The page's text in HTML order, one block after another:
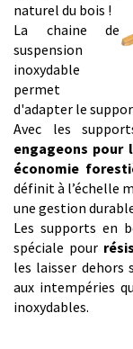
naturel du bois !
La chaine de
suspension
inoxydable
permet
d'adapter le
Avec les
engageons pour
économie
définit à l’échelle
une gestion
Les supports en
spéciale pour
les laisser dehors
aux intempéries
inoxydables.